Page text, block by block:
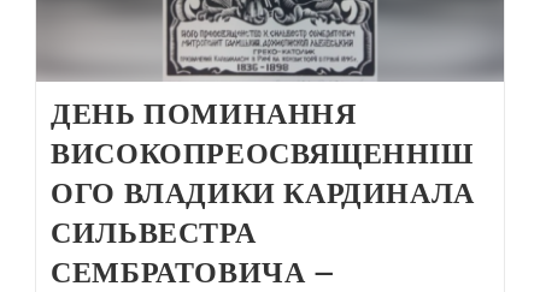
ДЕНЬ ПОМИНАННЯ
ВИСОКОПРЕОСВЯЩЕННІШ
ОГО ВЛАДИКИ КАРДИНАЛА
СИЛЬВЕСТРА
СЕМБРАТОВИЧА –